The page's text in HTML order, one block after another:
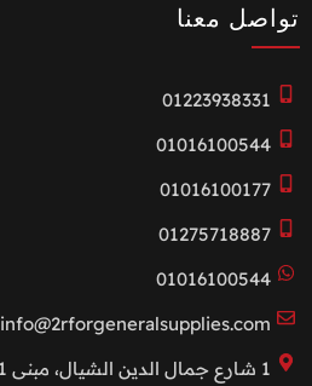
تواصل معنا
01223938331
01016100544
01016100177
01275718887
01016100544
info@2rforgeneralsupplies.com